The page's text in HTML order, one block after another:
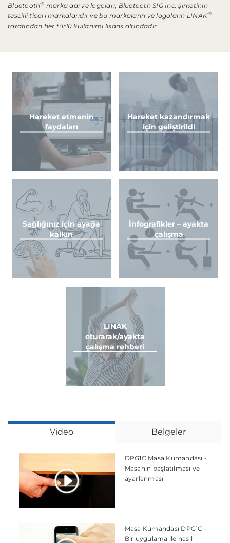
Bluetooth® marka adı ve logoları, Bluetooth SIG Inc. şirketinin
tescilli ticari markalarıdır ve bu markaların ve logoların LINAK®
tarafından her türlü kullanımı lisans altındadır.
Hareket etmenin
faydaları
Hareket kazandırmak
için geliştirildi
Sağlığınız için ayağa
kalkın
İnfografikler – ayakta
çalışma
LINAK
oturarak/ayakta
çalışma rehberi
Video Belgeler
DPG1C Masa Kumandası -
Masanın başlatılması ve
ayarlanması
Masa Kumandası DPG1C –
Bir uygulama ile nasıl